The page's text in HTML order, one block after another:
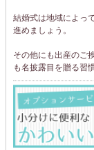
結婚式は地域によっ
進めましょう。
その他にも出産のご
も名披露目を贈る習